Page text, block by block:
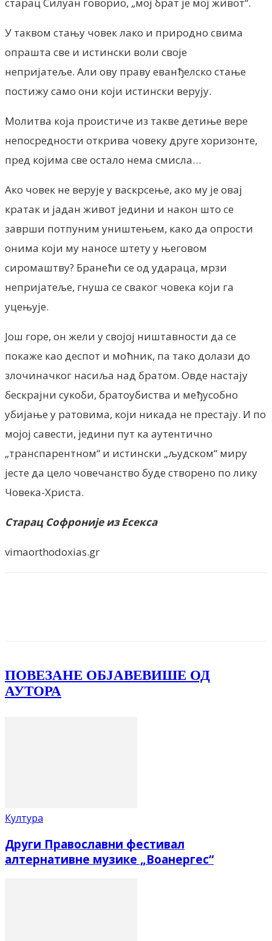
У таквом стању човек лако и природно свима
опрашта све и истински воли своје
непријатеље. Али ову праву еванђелско стање
постижу само они који истински верују.
Молитва која проистиче из такве детиње вере
непосредности открива човеку друге хоризонте,
пред којима све остало нема смисла…
Ако човек не верује у васкрсење, ако му је овај
кратак и јадан живот једини и након што се
заврши потпуним уништењем, како да опрости
онима који му наносе штету у његовом
сиромаштву? Бранећи се од удараца, мрзи
непријатеље, гнуша се сваког човека који га
уцењује.
Још горе, он жели у својој ништавности да се
покаже као деспот и моћник, па тако долази до
злочиначког насиља над братом. Овде настају
бескрајни сукоби, братоубиства и међусобно
убијање у ратовима, који никада не престају. И по
мојој савести, једини пут ка аутентично
„транспарентном“ и истински „људском“ миру
јесте да цело човечанство буде створено по лику
Човека-Христа.
Старац Софроније из Есекса
vimaorthodoxias.gr
ПОВЕЗАНЕ ОБЈАВЕВИШЕ ОД
АУТОРА
Култура
Други Православни фестивал
алтернативне музике „Воанергес“